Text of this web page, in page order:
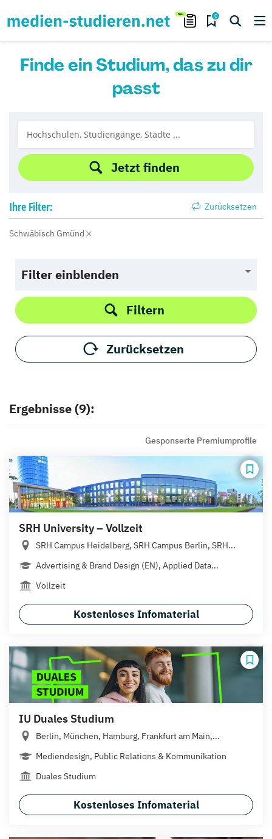
0
Finde ein Studium, das zu dir
passt
Jetzt finden
Ihre Filter: Zurücksetzen
Schwäbisch Gmünd
Filter einblenden
Filtern
Zurücksetzen
Ergebnisse (9):
Gesponserte Premiumprofile
SRH University – Vollzeit
SRH Campus Heidelberg, SRH Campus Berlin, SRH...
Advertising & Brand Design (EN), Applied Data...
Vollzeit
Kostenloses Infomaterial
IU Duales Studium
Berlin, München, Hamburg, Frankfurt am Main,...
Mediendesign, Public Relations & Kommunikation
Duales Studium
Kostenloses Infomaterial